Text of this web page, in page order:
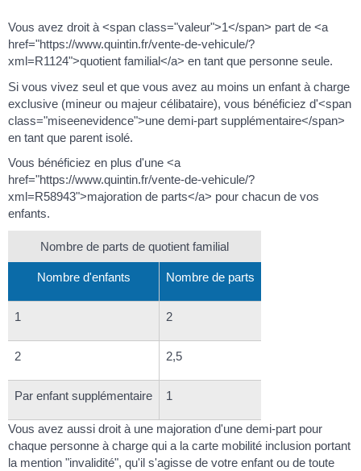
Vous avez droit à <span class="valeur">1</span> part de <a
href="https://www.quintin.fr/vente-de-vehicule/?
xml=R1124">quotient familial</a> en tant que personne seule.
Si vous vivez seul et que vous avez au moins un enfant à charge
exclusive (mineur ou majeur célibataire), vous bénéficiez d'<span
class="miseenevidence">une demi-part supplémentaire</span>
en tant que parent isolé.
Vous bénéficiez en plus d'une <a
href="https://www.quintin.fr/vente-de-vehicule/?
xml=R58943">majoration de parts</a> pour chacun de vos
enfants.
Nombre de parts de quotient familial
Nombre d'enfants Nombre de parts
1 2
2 2,5
Par enfant supplémentaire 1
Vous avez aussi droit à une majoration d'une demi-part pour
chaque personne à charge qui a la carte mobilité inclusion portant
la mention "invalidité", qu'il s'agisse de votre enfant ou de toute